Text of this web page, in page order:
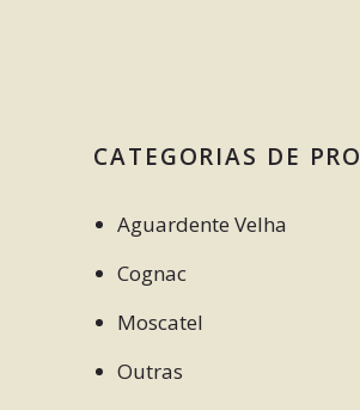
CATEGORIAS DE
Aguardente Velha
Cognac
Moscatel
Outras